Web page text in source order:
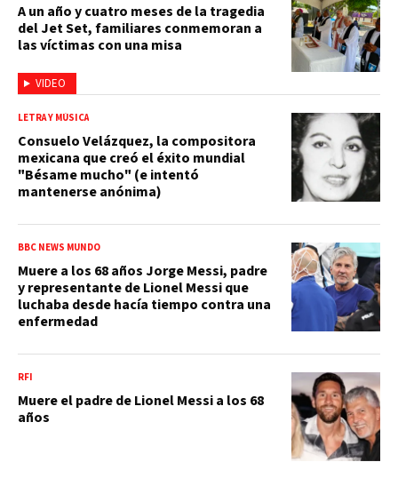
VIDEO
A un año y cuatro meses de la tragedia
del Jet Set, familiares conmemoran a
las víctimas con una misa
LETRA Y MÚSICA
Consuelo Velázquez, la compositora
mexicana que creó el éxito mundial
"Bésame mucho" (e intentó
mantenerse anónima)
BBC NEWS MUNDO
Muere a los 68 años Jorge Messi, padre
y representante de Lionel Messi que
luchaba desde hacía tiempo contra una
enfermedad
RFI
Muere el padre de Lionel Messi a los 68
años